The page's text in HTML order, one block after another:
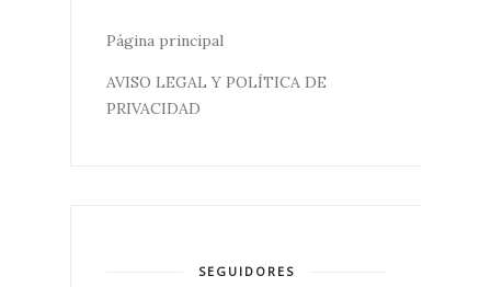
Página principal
AVISO LEGAL Y POLÍTICA DE
PRIVACIDAD
SEGUIDORES